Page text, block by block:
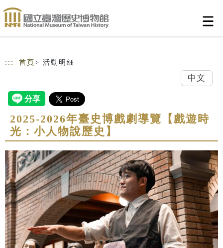
跳到主要內容
網站導覽
::: 首頁 > 活動明細
中文
2025-2026年臺史博戲劇導覽【戲遊時
光：小人物說歷史】